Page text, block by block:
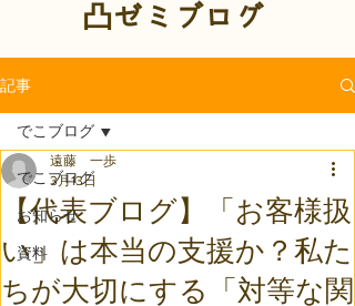
凸ゼミブログ
記事
でこブログ
お知らせ
資料
でこブログ
【代表ブログ】「お客様扱
い」は本当の支援か？私た
ちが大切にする「対等な関
遠藤 一歩
3月13日